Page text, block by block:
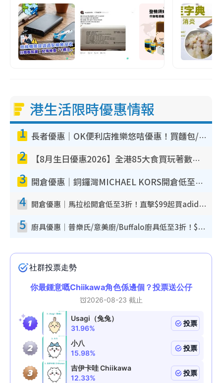
港生活限時優惠情報
1 長者優惠｜OK便利店推樂悠咭優惠！買麵包/牛奶/保健品拍卡即減
2 【8月生日優惠2026】全港85大食買玩著數攻略 自助餐/火鍋放題同行免費＋誠品/DONKI送現金券
3 開倉優惠｜銅鑼灣MICHAEL KORS開倉低至17折！直擊$500起買手袋/銀包/鞋款 必買經典Jet Set系列
4 開倉優惠｜馬拉松開倉低至3折！直擊$99起買adidas／New Balance／Puma鞋款 STANLEY保溫杯劈價至$119起
5 廚具優惠｜普樂氏/意美廚/Buffalo廚具低至3折！$89起買煎鍋／炒鑊／個人鍋 同場小家電激減至$99起